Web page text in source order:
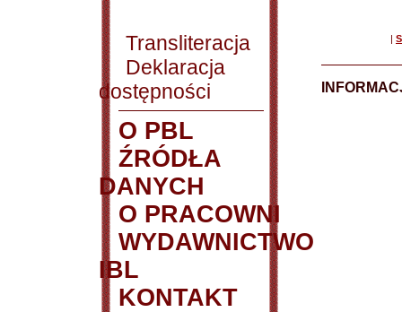
Transliteracja
Deklaracja
dostępności
O PBL
ŹRÓDŁA
DANYCH
O PRACOWNI
WYDAWNICTWO
IBL
KONTAKT
|